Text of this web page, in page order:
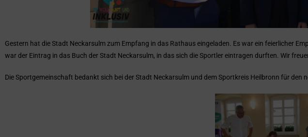
Gestern hat die Stadt Neckarsulm zum Empfang in das Rathaus eingeladen. Es war ein feierlicher
war der Eintrag in das Buch der Stadt Neckarsulm, in das sich die Sportler eintragen durften. Wir
Die Sportgemeinschaft bedankt sich bei der Stadt Neckarsulm und dem Sportkreis Heilbronn für